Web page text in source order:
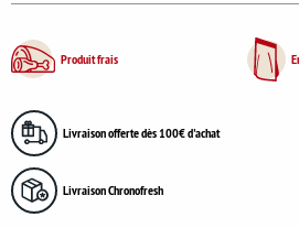
Produit frais
Livraison offerte dès 100€ d'achat
Livraison Chronofresh